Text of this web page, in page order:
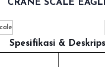
CRANE SCALE
Spesifikasi &